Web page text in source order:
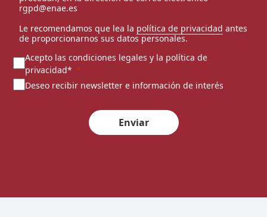
rgpd@enae.es
Le recomendamos que lea la política de privacidad antes
de proporcionarnos sus datos personales.
Acepto las condiciones legales y la política de
privacidad*
Deseo recibir newsletter e información de interés
Enviar